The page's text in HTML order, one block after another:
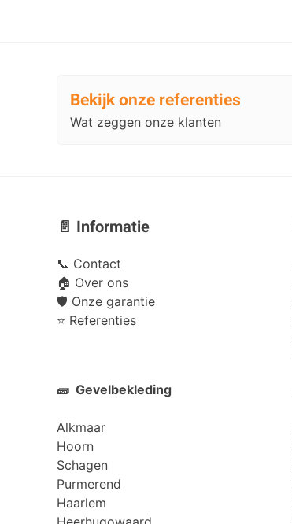
Bekijk onze referenties
Wat zeggen onze klanten
📄 Informatie
📞 Contact
🏠 Over ons
🛡️ Onze garantie
⭐ Referenties
🧱 Gevelbekleding
Alkmaar
Hoorn
Schagen
Purmerend
Haarlem